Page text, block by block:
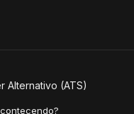
Alternativo (ATS)